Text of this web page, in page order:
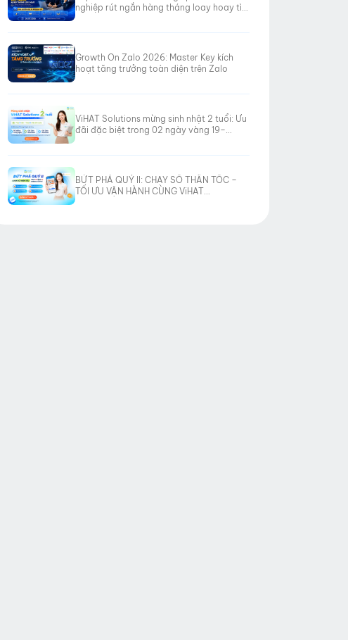
nghiệp rút ngắn hàng tháng loay hoay tìm
Growth On Zalo 2026: Master Key kích
hoạt tăng trưởng toàn diện trên Zalo
ViHAT Solutions mừng sinh nhật 2 tuổi: Ưu
đãi đặc biệt trong 02 ngày vàng 19–
BỨT PHÁ QUÝ II: CHẠY SỐ THẦN TỐC –
TỐI ƯU VẬN HÀNH CÙNG ViHAT